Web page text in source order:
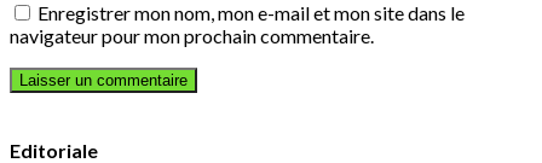
Enregistrer mon nom, mon e-mail et mon site dans le
navigateur pour mon prochain commentaire.
Editoriale